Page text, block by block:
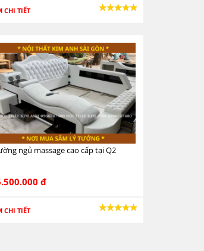
CHI TIẾT
ngủ massage cao cấp tại Q2
đ
CHI TIẾT